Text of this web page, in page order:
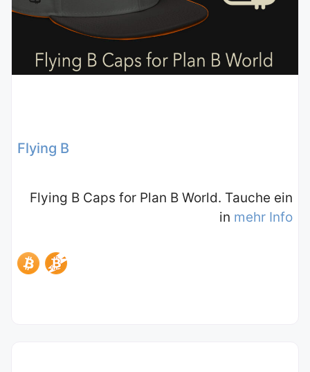
Flying B
Flying B Caps for Plan B World. Tauche ein
in mehr Info